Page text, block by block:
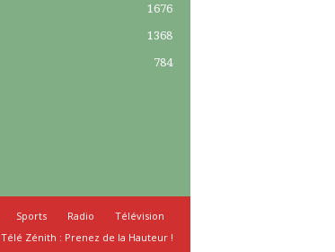
1676
1368
784
Sports Radio
Télévision
Télé Zénith : Prenez de la Hauteur !